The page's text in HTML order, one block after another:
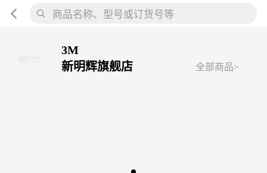
商品名称、型号或订货号等
3M
新明辉旗舰店
全部商品>